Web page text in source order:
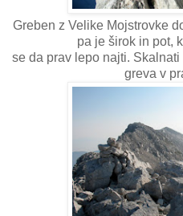
Greben z Velike Mojstrovke
pa je širok in pot,
se da prav lepo najti.
greva v